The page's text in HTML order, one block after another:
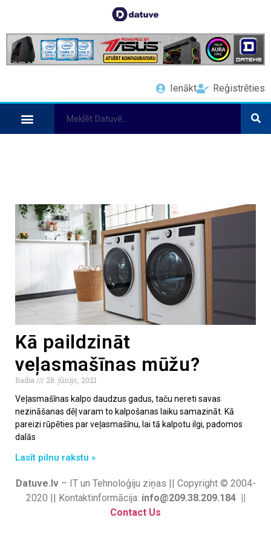
Ienākt Reģistrēties
Kā paildzināt
veļasmašīnas mūžu?
Baiba
28. jūnijs, 2021
Veļasmašīnas kalpo daudzus gadus, taču nereti savas
nezināšanas dēļ varam to kalpošanas laiku samazināt. Kā
pareizi rūpēties par veļasmašīnu, lai tā kalpotu ilgi, padomos
dalās
Lasīt pilnu rakstu »
Datuve.lv– IT un Tehnoloģiju ziņas || Copyright © 2004-
2020 || Kontaktinformācija: info@209.38.209.184 ||
Contact Us